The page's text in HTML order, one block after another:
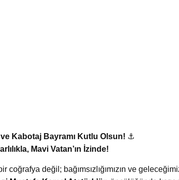
Kabotaj Bayramı Kutlu Olsun! ⚓
Mavi Vatan’ın İzinde!
coğrafya değil; bağımsızlığımızın ve